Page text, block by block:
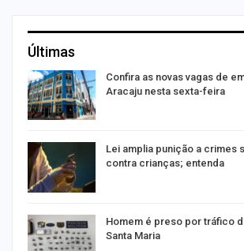
Últimas
Confira as novas vagas de
Aracaju nesta sexta-feira
Lei amplia punição a crimes
contra crianças; entenda
Homem é preso por tráfico
Santa Maria